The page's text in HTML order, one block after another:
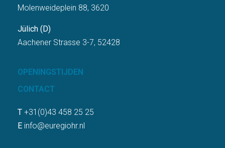
Molenweideplein 88, 3620
Jülich (D)
Aachener Strasse 3-7, 52428
OPENINGSTIJDEN
CONTACT
T +31(0)43 458 25 25
E info@euregiohr.nl